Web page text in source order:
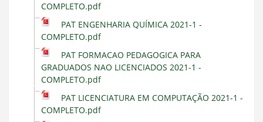
COMPLETO.pdf
PAT ENGENHARIA QUÍMICA 2021-1 -
COMPLETO.pdf
PAT FORMACAO PEDAGOGICA PARA
GRADUADOS NAO LICENCIADOS 2021-1 -
COMPLETO.pdf
PAT LICENCIATURA EM COMPUTAÇÃO 2021-1 -
COMPLETO.pdf